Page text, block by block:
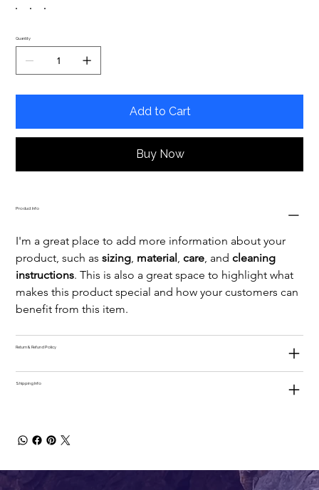
Quantity
Add to Cart
Buy Now
Product Info
I'm a great place to add more information about your
product, such as sizing, material , care, and cleaning
instructions. This is also a great space to highlight what
makes this product special and how your customers can
benefit from this item.
Return & Refund Policy
Shipping Info